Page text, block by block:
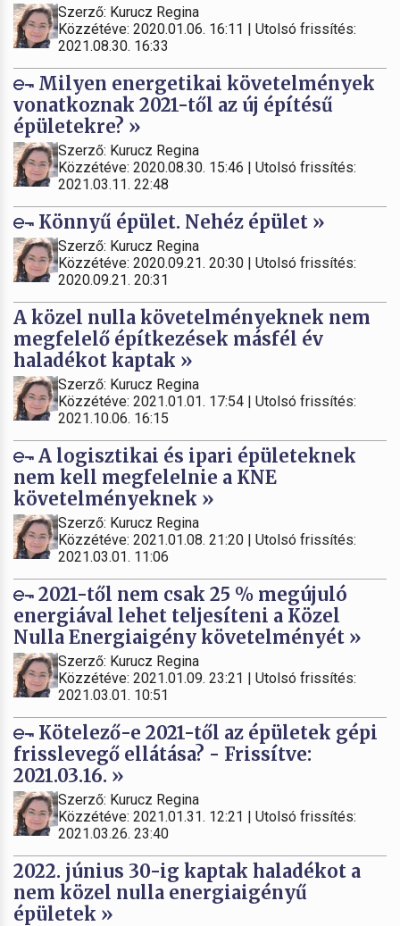
Szerző: Kurucz Regina
Közzétéve: 2020.01.06. 16:11 | Utolsó frissítés:
2021.08.30. 16:33
Milyen energetikai követelmények
vonatkoznak 2021-től az új építésű
épületekre? »
Szerző: Kurucz Regina
Közzétéve: 2020.08.30. 15:46 | Utolsó frissítés:
2021.03.11. 22:48
Könnyű épület. Nehéz épület »
Szerző: Kurucz Regina
Közzétéve: 2020.09.21. 20:30 | Utolsó frissítés:
2020.09.21. 20:31
A közel nulla követelményeknek nem
megfelelő építkezések másfél év
haladékot kaptak »
Szerző: Kurucz Regina
Közzétéve: 2021.01.01. 17:54 | Utolsó frissítés:
2021.10.06. 16:15
A logisztikai és ipari épületeknek
nem kell megfelelnie a KNE
követelményeknek »
Szerző: Kurucz Regina
Közzétéve: 2021.01.08. 21:20 | Utolsó frissítés:
2021.03.01. 11:06
2021-től nem csak 25 % megújuló
energiával lehet teljesíteni a Közel
Nulla Energiaigény követelményét »
Szerző: Kurucz Regina
Közzétéve: 2021.01.09. 23:21 | Utolsó frissítés:
2021.03.01. 10:51
Kötelező-e 2021-től az épületek gépi
frisslevegő ellátása? - Frissítve:
2021.03.16. »
Szerző: Kurucz Regina
Közzétéve: 2021.01.31. 12:21 | Utolsó frissítés:
2021.03.26. 23:40
2022. június 30-ig kaptak haladékot a
nem közel nulla energiaigényű
épületek »